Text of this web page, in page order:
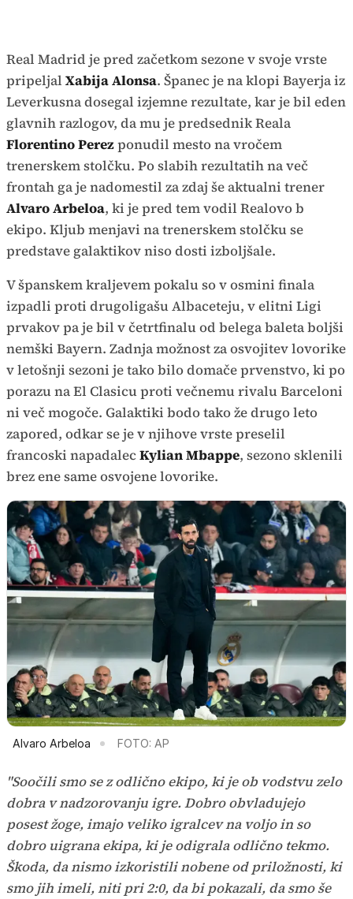
Real Madrid je pred začetkom sezone v svoje vrste
pripeljal Xabija Alonsa. Španec je na klopi Bayerja iz
Leverkusna dosegal izjemne rezultate, kar je bil eden
glavnih razlogov, da mu je predsednik Reala
Florentino Perezponudil mesto na vročem
trenerskem stolčku. Po slabih rezultatih na več
frontah ga je nadomestil za zdaj še aktualni trener
Alvaro Arbeloa, ki je pred tem vodil Realovo b
ekipo. Kljub menjavi na trenerskem stolčku se
predstave galaktikov niso dosti izboljšale.
V španskem kraljevem pokalu so v osmini finala
izpadli proti drugoligašu Albaceteju, v elitni Ligi
prvakov pa je bil v četrtfinalu od belega baleta boljši
nemški Bayern. Zadnja možnost za osvojitev lovorike
v letošnji sezoni je tako bilo domače prvenstvo, ki po
porazu na El Clasicu proti večnemu rivalu Barceloni
ni več mogoče. Galaktiki bodo tako že drugo leto
zapored, odkar se je v njihove vrste preselil
francoski napadalecKylian Mbappe, sezono sklenili
brez ene same osvojene lovorike.
Alvaro Arbeloa FOTO: AP
"Soočili smo se z odlično ekipo, ki je ob vodstvu zelo
dobra v nadzorovanju igre. Dobro obvladujejo
posest žoge, imajo veliko igralcev na voljo in so
dobro uigrana ekipa, ki je odigrala odlično tekmo.
Škoda, da nismo izkoristili nobene od priložnosti, ki
smo jih imeli, niti pri 2:0, da bi pokazali, da smo še